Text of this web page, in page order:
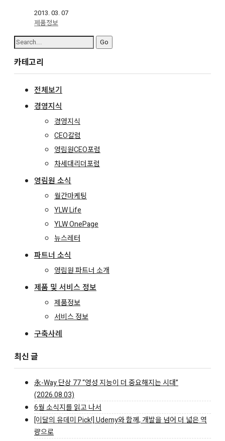
2013. 03. 07
제품정보
Search
카테고리
전체보기
경영지식
경영지식
CEO칼럼
영림원CEO포럼
차세대리더포럼
영림원 소식
월간마케팅
YLW Life
YLW OnePage
뉴스레터
파트너 소식
영림원 파트너 소개
제품 및 서비스 정보
제품정보
서비스 정보
구축사례
최신 글
永-Way 단상 77 “영성 지능이 더 중요해지는 시대”
(2026.08.03)
6월 소식지를 읽고 나서
[이달의 유데미 Pick!] Udemy와 함께, 개발을 넘어 더 넓은 역
량으로